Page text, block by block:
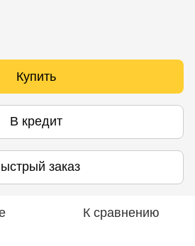
Купить
В кредит
заказ
К сравнению